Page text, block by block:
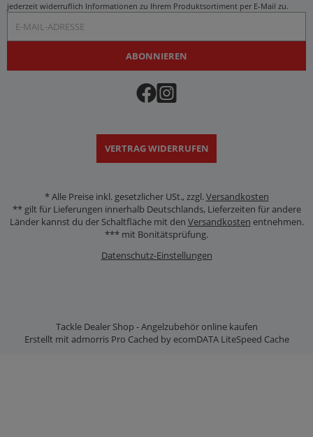
jederzeit widerruflich Informationen zu Ihrem Produktsortiment per E-Mail zu.
ABONNIEREN
VERTRAG WIDERRUFEN
*Alle Preise inkl. gesetzlicher USt., zzgl.Versandkosten
** gilt für Lieferungen innerhalb Deutschlands, Lieferzeiten für andere
Länder kannst du der Schaltfläche mit den Versandkosten entnehmen.
*** mit Bonitätsprüfung.
Datenschutz-Einstellungen
Tackle Dealer Shop - Angelzubehör online kaufen
Erstellt mitadmorris Pro Cached by ecomDATA LiteSpeed Cache